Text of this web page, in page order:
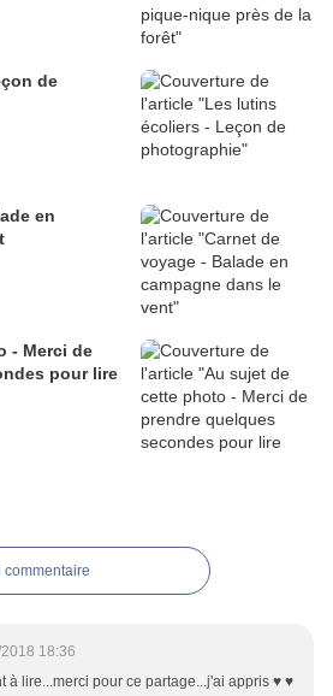
de
en
- Merci de
pour lire
commentaire
18:36
à lire...merci pour ce partage...j'ai appris ♥ ♥